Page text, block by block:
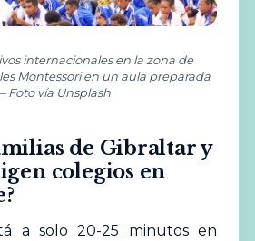
internacionales en la zona de
Montessori en un aula preparada
Foto vía Unsplash
de Gibraltar y
colegios en
a solo 20-25 minutos en